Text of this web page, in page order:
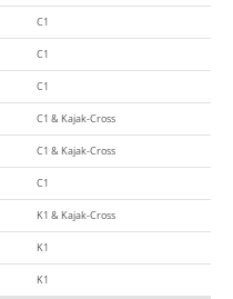
C1
C1
C1
C1 & Kajak-Cross
C1 & Kajak-Cross
C1
K1 & Kajak-Cross
K1
K1